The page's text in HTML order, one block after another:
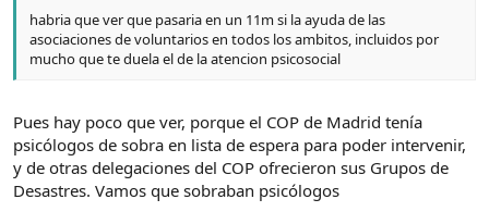
habria que ver que pasaria en un 11m si la ayuda de las
asociaciones de voluntarios en todos los ambitos, incluidos por
mucho que te duela el de la atencion psicosocial
Pues hay poco que ver, porque el COP de Madrid tenía
psicólogos de sobra en lista de espera para poder intervenir,
y de otras delegaciones del COP ofrecieron sus Grupos de
Desastres. Vamos que sobraban psicólogos